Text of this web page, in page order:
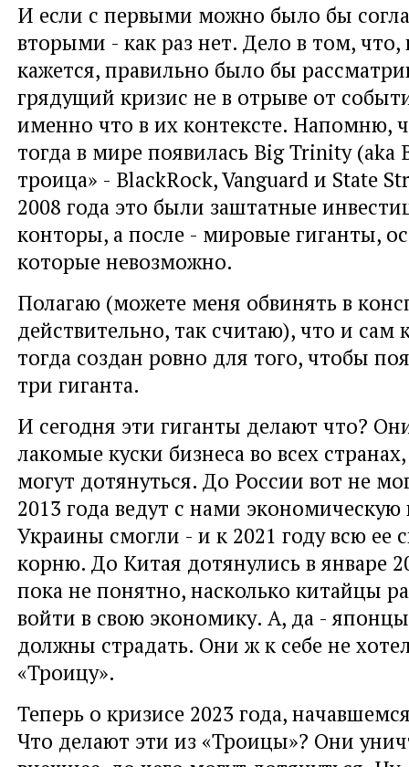
И если с первыми можно было бы
вторыми - как раз нет. Дело в том, что,
кажется, правильно было бы
грядущий кризис не в отрыве от
именно что в их контексте. Напомню,
тогда в мире появилась Big Trinity (aka
троица» - BlackRock, Vanguard и State
2008 года это были заштатные
конторы, а после - мировые гиганты,
которые невозможно.
Полагаю (можете меня обвинять в
действительно, так считаю), что и сам
тогда создан ровно для того, чтобы
три гиганта.
И сегодня эти гиганты делают что?
лакомые куски бизнеса во всех
могут дотянуться. До России вот не
2013 года ведут с нами
Украины смогли - и к 2021 году всю ее
корню. До Китая дотянулись в январе
пока не понятно, насколько китайцы
войти в свою экономику. А, да -
должны страдать. Они ж к себе не
«Троицу».
Теперь о кризисе 2023 года,
Что делают эти из «Троицы»? Они